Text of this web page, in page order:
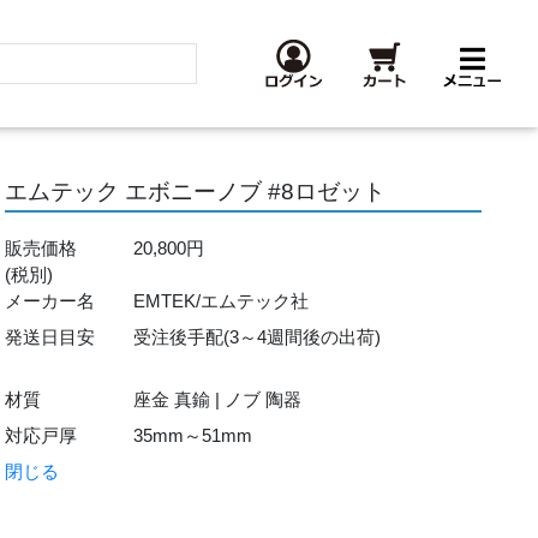
エムテック エボニーノブ #8ロゼット
販売価格
(税別)
20,800円
メーカー名
EMTEK/エムテック社
発送日目安
受注後手配(3～4週間後の出荷)
材質
座金 真鍮 | ノブ 陶器
対応戸厚
35mm～51mm
閉じる